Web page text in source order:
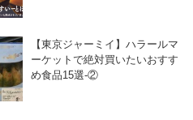
【東京ジャーミイ】ハラールマ
ーケットで絶対買いたいおすす
め食品15選-②